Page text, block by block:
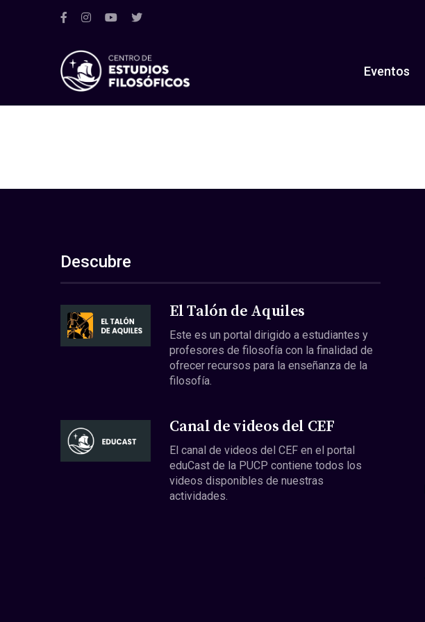
Eventos
Descubre
El Talón de Aquiles
Este es un portal dirigido a estudiantes y
profesores de filosofía con la finalidad de
ofrecer recursos para la enseñanza de la
filosofía.
Canal de videos del CEF
El canal de videos del CEF en el portal
eduCast de la PUCP contiene todos los
videos disponibles de nuestras
actividades.